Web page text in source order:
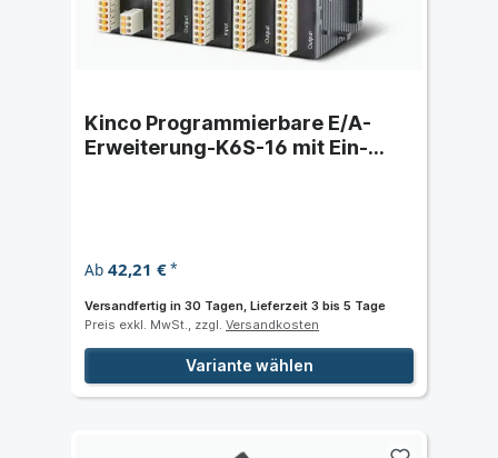
Kinco Programmierbare E/A-
Erweiterung-K6S-16 mit Ein-
Ab 42,21 €*
Versandfertig in 30 Tagen, Lieferzeit 3 bis 5 Tage
Preis exkl. MwSt., zzgl. Versandkosten
Variante wählen